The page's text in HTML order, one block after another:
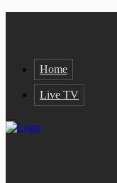
Home
Live TV